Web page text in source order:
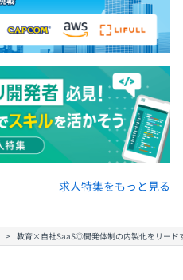
求人特集をもっと見る
教育×自社SaaS◎開発体制の内製化をリード